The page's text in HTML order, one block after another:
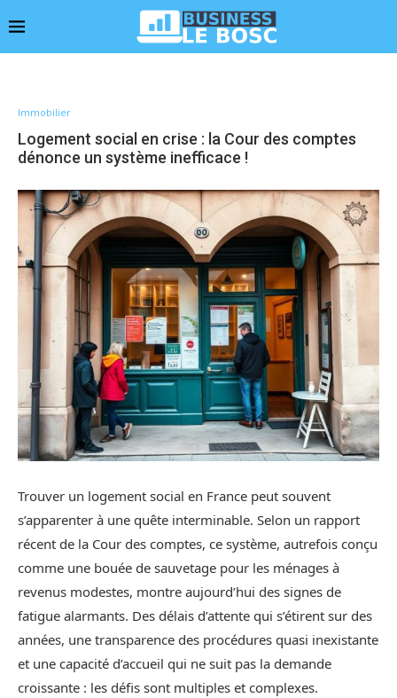
Immobilier
Logement social en crise : la Cour des comptes
dénonce un système inefficace !
Trouver un logement social en France peut souvent
s’apparenter à une quête interminable. Selon un rapport
récent de la Cour des comptes, ce système, autrefois conçu
comme une bouée de sauvetage pour les ménages à
revenus modestes, montre aujourd’hui des signes de
fatigue alarmants. Des délais d’attente qui s’étirent sur des
années, une transparence des procédures quasi inexistante
et une capacité d’accueil qui ne suit pas la demande
croissante : les défis sont multiples et complexes.